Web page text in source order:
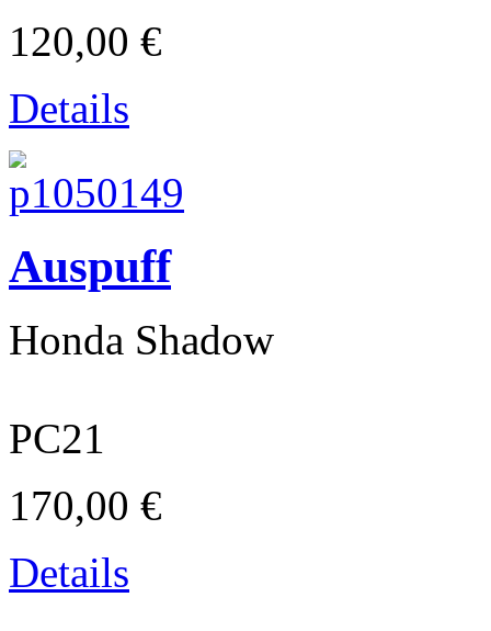
Motorrad-Reifen / Moped-Reifen / Roller-Reifen / PKW-Reifen
Textilveredelung
120,00 €
Details
Auspuff
Honda Shadow
PC21
170,00 €
Details